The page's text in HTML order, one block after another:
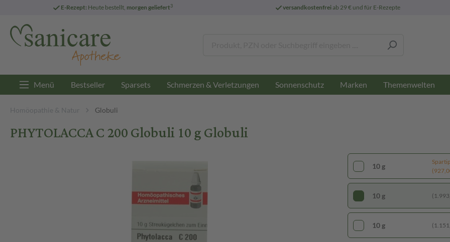
E-Rezept: Heute bestellt, morgen geliefert3 versandkostenfreiab 29 € und für E-Rezepte
Menü Bestseller Sparsets Schmerzen & Verletzungen Sonnenschutz Marken Themenwelten
Homöopathie & Natur Globuli
PHYTOLACCA C 200 Globuli 10 g Globuli
10 g
10 g
10 g